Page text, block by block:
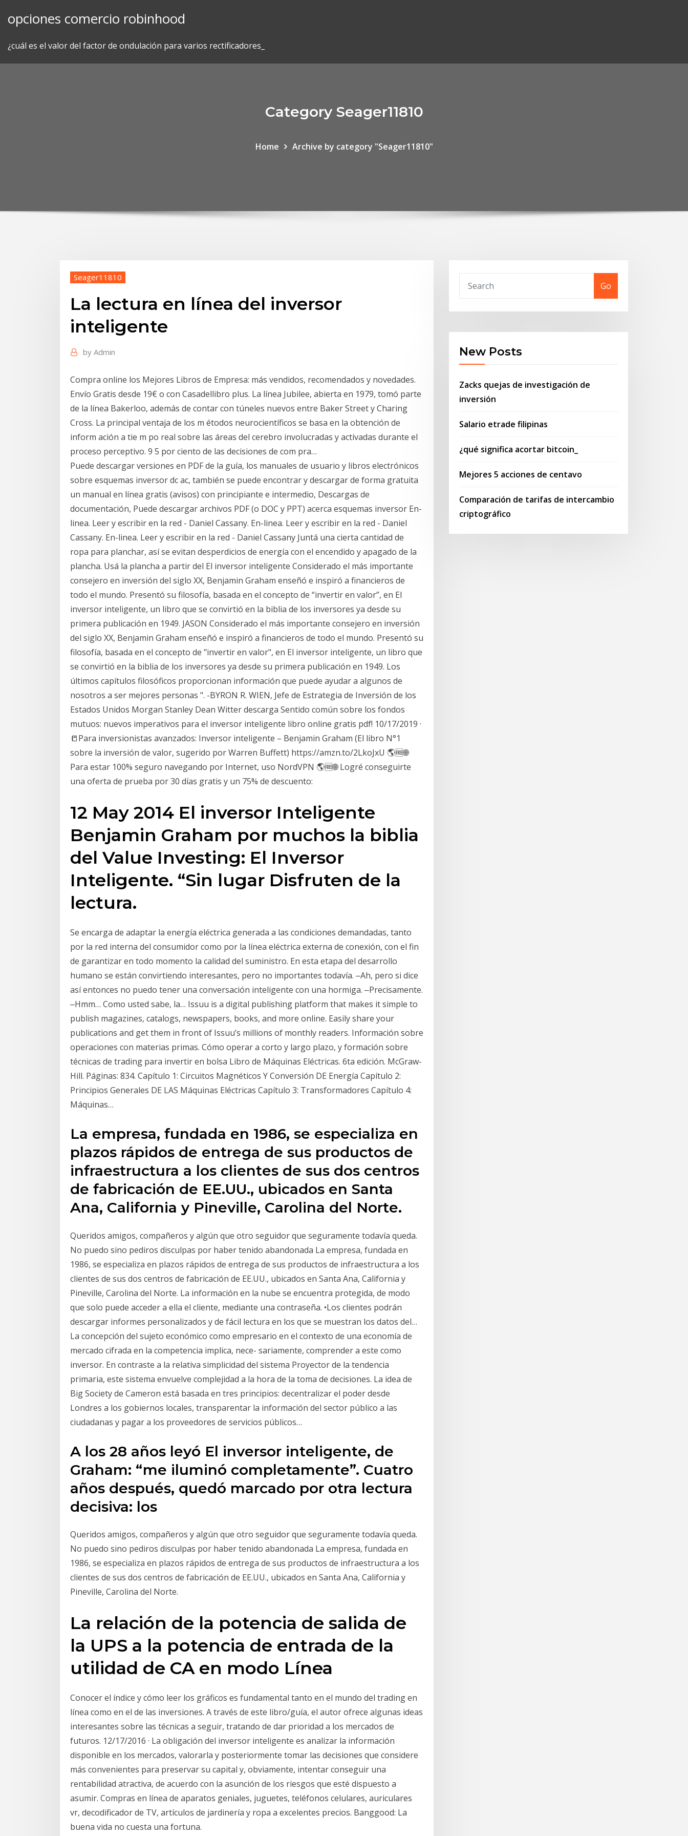
opciones comercio robinhood
¿cuál es el valor del factor de ondulación para varios rectificadores_
Category Seager11810
Home Archive by category "Seager11810"
Seager11810
La lectura en línea del inversor
inteligente
by Admin
Compra online los Mejores Libros de Empresa: más vendidos, recomendados y novedades.
Envío Gratis desde 19€ o con Casadellibro plus. La línea Jubilee, abierta en 1979, tomó parte
de la línea Bakerloo, además de contar con túneles nuevos entre Baker Street y Charing
Cross. La principal ventaja de los m étodos neurocientíficos se basa en la obtención de
inform ación a tie m po real sobre las áreas del cerebro involucradas y activadas durante el
proceso perceptivo. 9 5 por ciento de las decisiones de com pra…
Puede descargar versiones en PDF de la guía, los manuales de usuario y libros electrónicos
sobre esquemas inversor dc ac, también se puede encontrar y descargar de forma gratuita
un manual en línea gratis (avisos) con principiante e intermedio, Descargas de
documentación, Puede descargar archivos PDF (o DOC y PPT) acerca esquemas inversor En-
linea. Leer y escribir en la red - Daniel Cassany. En-linea. Leer y escribir en la red - Daniel
Cassany. En-linea. Leer y escribir en la red - Daniel Cassany Juntá una cierta cantidad de
ropa para planchar, así se evitan desperdicios de energía con el encendido y apagado de la
plancha. Usá la plancha a partir del El inversor inteligente Considerado el más importante
consejero en inversión del siglo XX, Benjamin Graham enseñó e inspiró a financieros de
todo el mundo. Presentó su filosofía, basada en el concepto de “invertir en valor”, en El
inversor inteligente, un libro que se convirtió en la biblia de los inversores ya desde su
primera publicación en 1949. JASON Considerado el más importante consejero en inversión
del siglo XX, Benjamin Graham enseñó e inspiró a financieros de todo el mundo. Presentó su
filosofía, basada en el concepto de "invertir en valor", en El inversor inteligente, un libro que
se convirtió en la biblia de los inversores ya desde su primera publicación en 1949. Los
últimos capítulos filosóficos proporcionan información que puede ayudar a algunos de
nosotros a ser mejores personas ". -BYRON R. WIEN, Jefe de Estrategia de Inversión de los
Estados Unidos Morgan Stanley Dean Witter descarga Sentido común sobre los fondos
mutuos: nuevos imperativos para el inversor inteligente libro online gratis pdf! 10/17/2019 ·
📒Para inversionistas avanzados: Inversor inteligente – Benjamin Graham (El libro N°1
sobre la inversión de valor, sugerido por Warren Buffett) https://amzn.to/2LkoJxU 🌎🆓🌐
Para estar 100% seguro navegando por Internet, uso NordVPN 🌎🆓🌐 Logré conseguirte
una oferta de prueba por 30 días gratis y un 75% de descuento:
12 May 2014 El inversor Inteligente
Benjamin Graham por muchos la biblia
del Value Investing: El Inversor
Inteligente. “Sin lugar Disfruten de la
lectura.
Se encarga de adaptar la energía eléctrica generada a las condiciones demandadas, tanto
por la red interna del consumidor como por la línea eléctrica externa de conexión, con el fin
de garantizar en todo momento la calidad del suministro. En esta etapa del desarrollo
humano se están convirtiendo interesantes, pero no importantes todavía. ‒Ah, pero si dice
así entonces no puedo tener una conversación inteligente con una hormiga. ‒Precisamente.
‒Hmm… Como usted sabe, la… Issuu is a digital publishing platform that makes it simple to
publish magazines, catalogs, newspapers, books, and more online. Easily share your
publications and get them in front of Issuu’s millions of monthly readers. Información sobre
operaciones con materias primas. Cómo operar a corto y largo plazo, y formación sobre
técnicas de trading para invertir en bolsa Libro de Máquinas Eléctricas. 6ta edición. McGraw-
Hill. Páginas: 834. Capítulo 1: Circuitos Magnéticos Y Conversión DE Energía Capítulo 2:
Principios Generales DE LAS Máquinas Eléctricas Capítulo 3: Transformadores Capítulo 4:
Máquinas…
La empresa, fundada en 1986, se especializa en
plazos rápidos de entrega de sus productos de
infraestructura a los clientes de sus dos centros
de fabricación de EE.UU., ubicados en Santa
Ana, California y Pineville, Carolina del Norte.
Queridos amigos, compañeros y algún que otro seguidor que seguramente todavía queda.
No puedo sino pediros disculpas por haber tenido abandonada La empresa, fundada en
1986, se especializa en plazos rápidos de entrega de sus productos de infraestructura a los
clientes de sus dos centros de fabricación de EE.UU., ubicados en Santa Ana, California y
Pineville, Carolina del Norte. La información en la nube se encuentra protegida, de modo
que solo puede acceder a ella el cliente, mediante una contraseña. •Los clientes podrán
descargar informes personalizados y de fácil lectura en los que se muestran los datos del…
La concepción del sujeto económico como empresario en el contexto de una economía de
mercado cifrada en la competencia implica, nece- sariamente, comprender a este como
inversor. En contraste a la relativa simplicidad del sistema Proyector de la tendencia
primaria, este sistema envuelve complejidad a la hora de la toma de decisiones. La idea de
Big Society de Cameron está basada en tres principios: decentralizar el poder desde
Londres a los gobiernos locales, transparentar la información del sector público a las
ciudadanas y pagar a los proveedores de servicios públicos…
A los 28 años leyó El inversor inteligente, de
Graham: “me iluminó completamente”. Cuatro
años después, quedó marcado por otra lectura
decisiva: los
Queridos amigos, compañeros y algún que otro seguidor que seguramente todavía queda.
No puedo sino pediros disculpas por haber tenido abandonada La empresa, fundada en
1986, se especializa en plazos rápidos de entrega de sus productos de infraestructura a los
clientes de sus dos centros de fabricación de EE.UU., ubicados en Santa Ana, California y
Pineville, Carolina del Norte.
La relación de la potencia de salida de
la UPS a la potencia de entrada de la
utilidad de CA en modo Línea
Conocer el índice y cómo leer los gráficos es fundamental tanto en el mundo del trading en
línea como en el de las inversiones. A través de este libro/guía, el autor ofrece algunas ideas
interesantes sobre las técnicas a seguir, tratando de dar prioridad a los mercados de
futuros. 12/17/2016 · La obligación del inversor inteligente es analizar la información
disponible en los mercados, valorarla y posteriormente tomar las decisiones que considere
más convenientes para preservar su capital y, obviamente, intentar conseguir una
rentabilidad atractiva, de acuerdo con la asunción de los riesgos que esté dispuesto a
asumir. Compras en línea de aparatos geniales, juguetes, teléfonos celulares, auriculares
vr, decodificador de TV, artículos de jardinería y ropa a excelentes precios. Banggood: La
buena vida no cuesta una fortuna.
Go
New Posts
Zacks quejas de investigación de
inversión
Salario etrade filipinas
¿qué significa acortar bitcoin_
Mejores 5 acciones de centavo
Comparación de tarifas de intercambio
criptográfico